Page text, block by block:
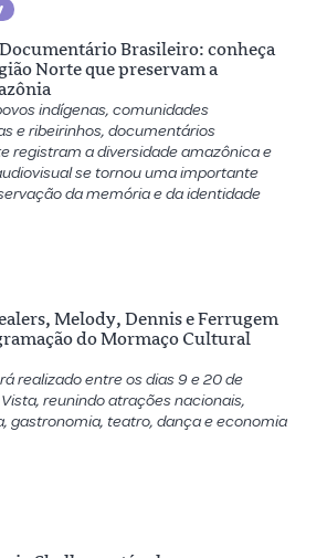
Brasileiro: conheça
Norte que preservam a
indígenas, comunidades
e ribeirinhos, documentários
registram a diversidade amazônica e
se tornou uma importante
da memória e da identidade
Melody, Dennis e Ferrugem
do Mormaço Cultural
realizado entre os dias 9 e 20 de
reunindo atrações nacionais,
gastronomia, teatro, dança e economia